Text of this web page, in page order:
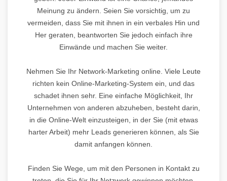
Meinung zu ändern. Seien Sie vorsichtig, um zu
vermeiden, dass Sie mit ihnen in ein verbales Hin und
Her geraten, beantworten Sie jedoch einfach ihre
Einwände und machen Sie weiter.
Nehmen Sie Ihr Network-Marketing online. Viele Leute
richten kein Online-Marketing-System ein, und das
schadet ihnen sehr. Eine einfache Möglichkeit, Ihr
Unternehmen von anderen abzuheben, besteht darin,
in die Online-Welt einzusteigen, in der Sie (mit etwas
harter Arbeit) mehr Leads generieren können, als Sie
damit anfangen können.
Finden Sie Wege, um mit den Personen in Kontakt zu